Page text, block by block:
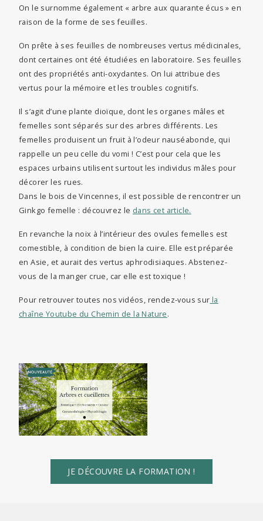
On le surnomme également « arbre aux quarante écus » en
raison de la forme de ses feuilles.
On prête à ses feuilles de nombreuses vertus médicinales,
dont certaines ont été étudiées en laboratoire. Ses feuilles
ont des propriétés anti-oxydantes. On lui attribue des
vertus pour la mémoire et les troubles cognitifs.
Il s’agit d’une plante dioïque, dont les organes mâles et
femelles sont séparés sur des arbres différents. Les
femelles produisent un fruit à l’odeur nauséabonde, qui
rappelle un peu celle du vomi ! C’est pour cela que les
espaces urbains utilisent surtout les individus mâles pour
décorer les rues.
Dans le bois de Vincennes, il est possible de rencontrer un
Ginkgo femelle : découvrez le dans cet article.
En revanche la noix à l’intérieur des ovules femelles est
comestible, à condition de bien la cuire. Elle est préparée
en Asie, et aurait des vertus aphrodisiaques. Abstenez-
vous de la manger crue, car elle est toxique !
Pour retrouver toutes nos vidéos, rendez-vous sur la
chaîne Youtube du Chemin de la Nature.
JE DÉCOUVRE LA FORMATION !